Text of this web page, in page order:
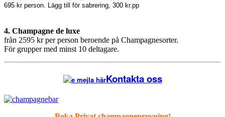
695 kr person. Lägg till för sabrering, 300 kr.pp
4. Champagne de luxe
från 2595 kr per person beroende på Champagnesorter.
För grupper med minst 10 deltagare.
Kontakta oss